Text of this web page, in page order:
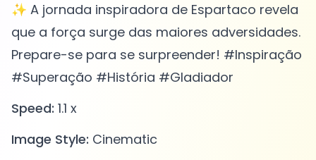
✨ A jornada inspiradora de Espartaco revela
que a força surge das maiores adversidades.
Prepare-se para se surpreender! #Inspiração
#Superação #História #Gladiador
Speed: 1.1 x
Image Style: Cinematic